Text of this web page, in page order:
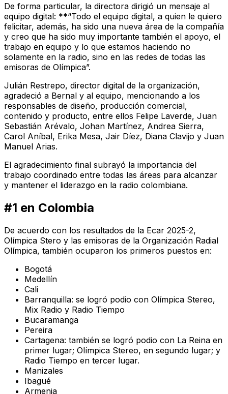
De forma particular, la directora dirigió un mensaje al
equipo digital: **“Todo el equipo digital, a quien le quiero
felicitar, además, ha sido una nueva área de la compañía
y creo que ha sido muy importante también el apoyo, el
trabajo en equipo y lo que estamos haciendo no
solamente en la radio, sino en las redes de todas las
emisoras de Olímpica”.
Julián Restrepo, director digital de la organización,
agradeció a Bernal y al equipo, mencionando a los
responsables de diseño, producción comercial,
contenido y producto, entre ellos Felipe Laverde, Juan
Sebastián Arévalo, Johan Martínez, Andrea Sierra,
Carol Aníbal, Erika Mesa, Jair Díez, Diana Clavijo y Juan
Manuel Arias.
El agradecimiento final subrayó la importancia del
trabajo coordinado entre todas las áreas para alcanzar
y mantener el liderazgo en la radio colombiana.
#1 en Colombia
De acuerdo con los resultados de la Ecar 2025-2,
Olímpica Stero y las emisoras de la Organización Radial
Olímpica, también ocuparon los primeros puestos en:
Bogotá
Medellín
Cali
Barranquilla: se logró podio con Olímpica Stereo,
Mix Radio y Radio Tiempo
Bucaramanga
Pereira
Cartagena: también se logró podio con La Reina en
primer lugar; Olímpica Stereo, en segundo lugar; y
Radio Tiempo en tercer lugar.
Manizales
Ibagué
Armenia